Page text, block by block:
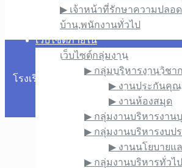
▶︎ เจ้าหน้าที่รักษาความปลอ
บ้าน,พนักงานทั่วไป
เว็บไซต์ภายใน
เว็บไซต์กลุ่มงาน
▶︎ กลุ่มบริหารงานวิชา
▶︎ งานประกันคุ
▶︎ งานห้องสมุด
▶︎ กลุ่มงานบริหารงาน
▶︎ กลุ่มงานบริหารงบป
▶︎ งานนโยบายแ
▶︎ กลุ่มงานบริหารทั่วไ
Copyright © 1976. All rights
โรงเรียนภูซางวิทยาคม 318 หมู่ที่ 10 ถน
อำเภอภูซาง จังหวัดพะเยา